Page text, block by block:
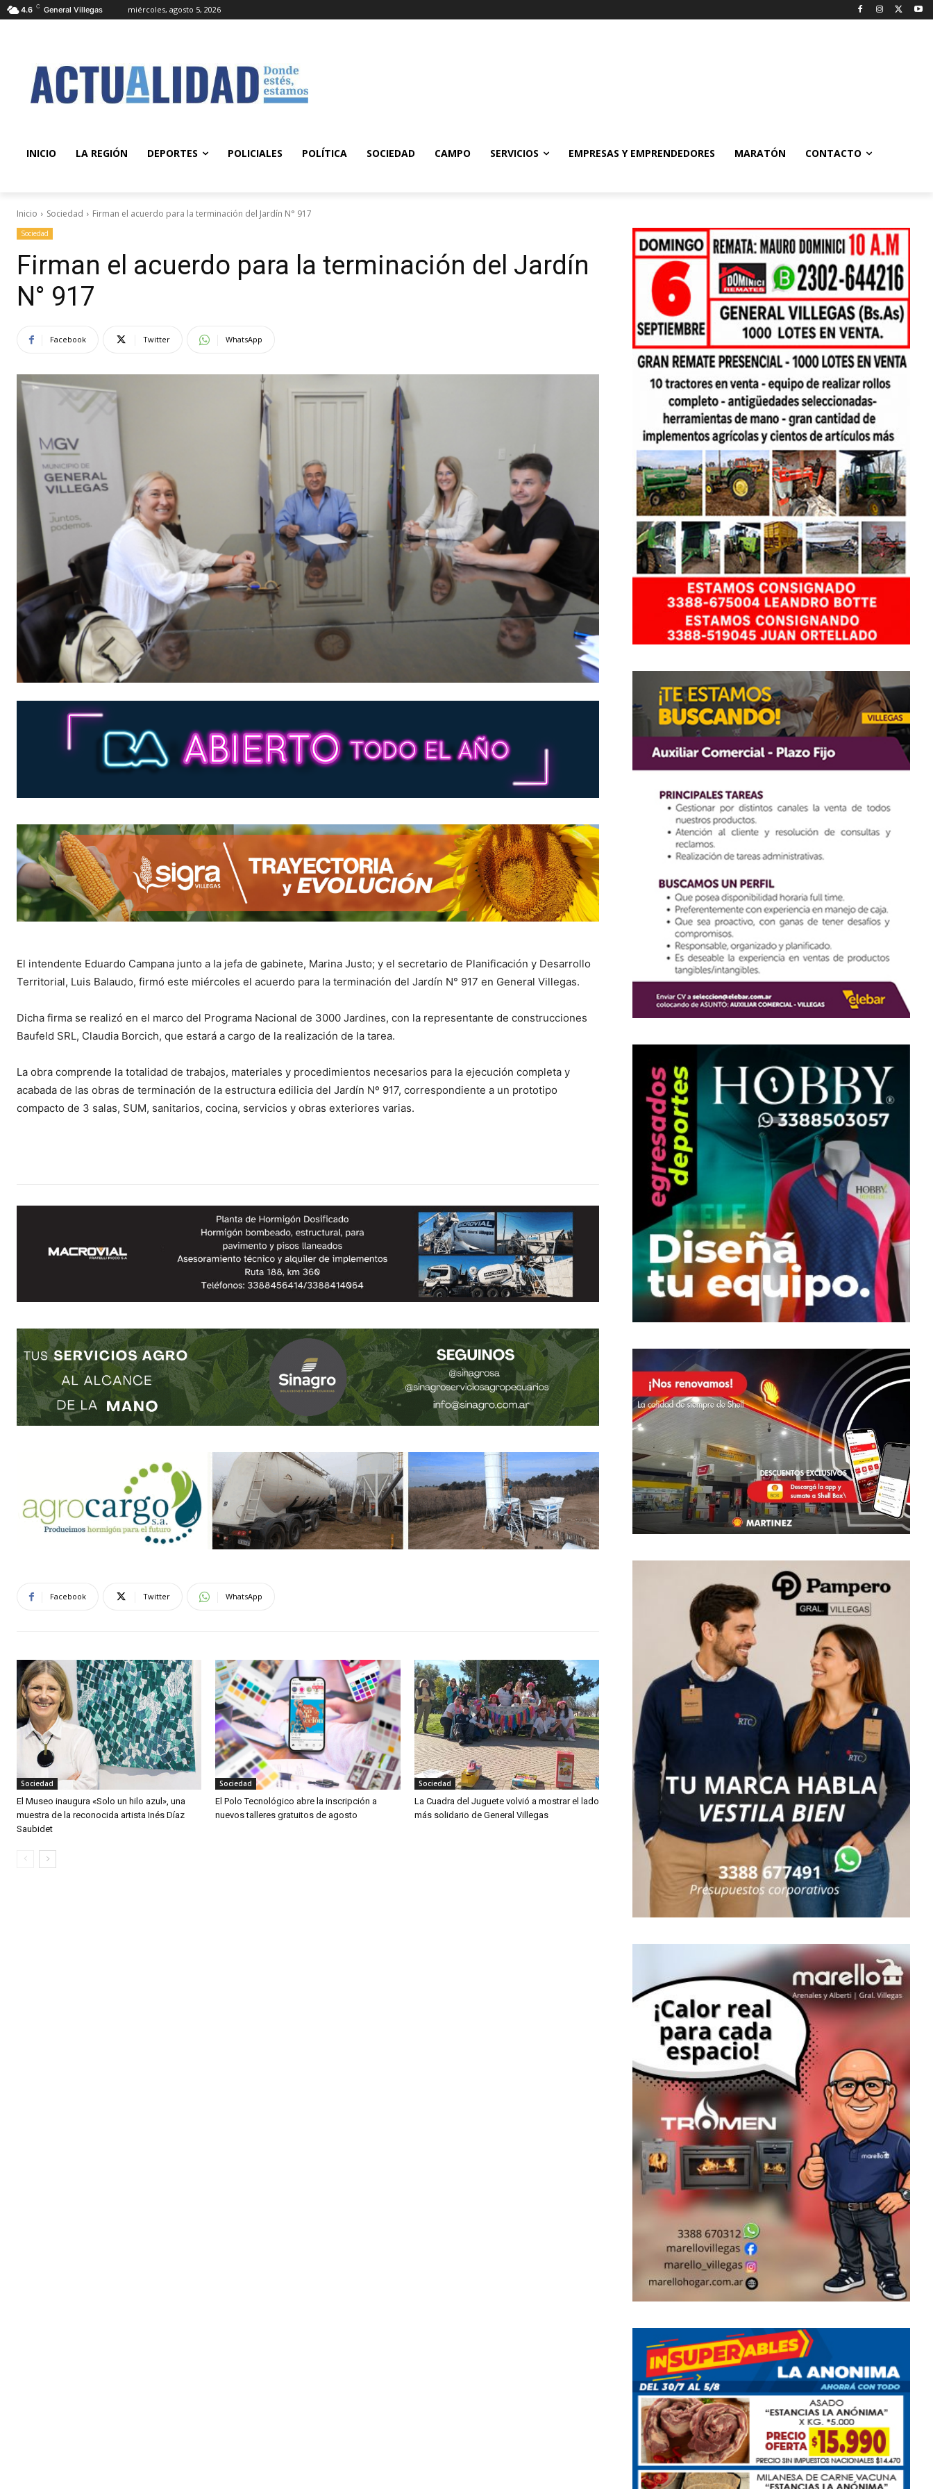
4.6 C General Villegas miércoles, agosto 5, 2026
INICIO LA REGIÓN DEPORTES POLICIALES POLÍTICA SOCIEDAD CAMPO SERVICIOS EMPRESAS Y EMPRENDEDORES MARATÓN CONTACTO
Inicio Sociedad Firman el acuerdo para la terminación del Jardín N° 917
Sociedad
Firman el acuerdo para la terminación del Jardín
N° 917
Facebook Twitter WhatsApp
El intendente Eduardo Campana junto a la jefa de gabinete, Marina Justo; y el secretario de Planificación y Desarrollo
Territorial, Luis Balaudo, firmó este miércoles el acuerdo para la terminación del Jardín N° 917 en General Villegas.
Dicha firma se realizó en el marco del Programa Nacional de 3000 Jardines, con la representante de construcciones
Baufeld SRL, Claudia Borcich, que estará a cargo de la realización de la tarea.
La obra comprende la totalidad de trabajos, materiales y procedimientos necesarios para la ejecución completa y
acabada de las obras de terminación de la estructura edilicia del Jardín Nº 917, correspondiente a un prototipo
compacto de 3 salas, SUM, sanitarios, cocina, servicios y obras exteriores varias.
Facebook Twitter WhatsApp
Sociedad
El Museo inaugura «Solo un hilo azul», una
muestra de la reconocida artista Inés Díaz
Saubidet
Sociedad
El Polo Tecnológico abre la inscripción a
nuevos talleres gratuitos de agosto
Sociedad
La Cuadra del Juguete volvió a mostrar el lado
más solidario de General Villegas